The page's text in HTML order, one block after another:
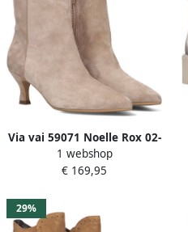
Via vai 59071 Noelle Rox 02-
279 Beige Enkellaarzen
1 webshop
€ 169,95
29%